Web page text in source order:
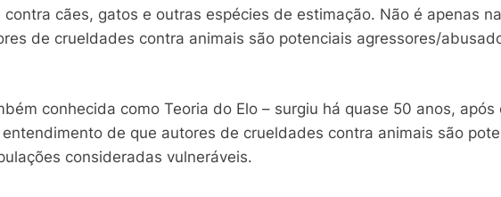
cães, gatos e outras espécies de estimação. Não é apenas
de crueldades contra animais são potenciais agressores/
conhecida como Teoria do Elo – surgiu há quase 50 anos,
de que autores de crueldades contra animais são
consideradas vulneráveis.